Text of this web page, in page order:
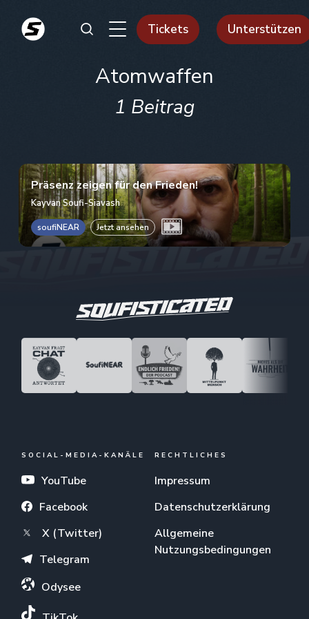
Tickets Unterstützen
Atomwaffen
1 Beitrag
Präsenz zeigen für den Frieden!
Kayvan Soufi-Siavash
soufiNEAR Jetzt ansehen
SOCIAL-MEDIA-KANÄLE
YouTube
Facebook
X (Twitter)
Telegram
Odysee
RECHTLICHES
Impressum
Datenschutzerklärung
Allgemeine
Nutzungsbedingungen